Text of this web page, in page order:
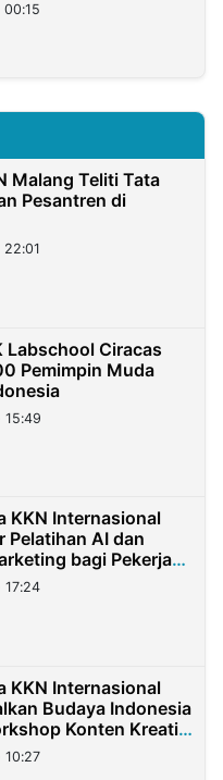
Malang Teliti Tata
Pesantren di
Labschool Ciracas
Pemimpin Muda
KKN Internasional
Pelatihan AI dan
bagi Pekerja
di Taiwan
KKN Internasional
Budaya Indonesia
Konten Kreatif